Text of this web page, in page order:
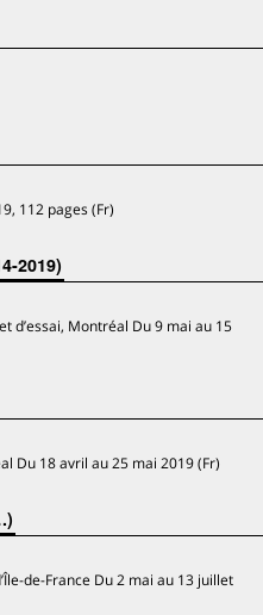
112 pages (Fr)
2019)
d’essai, Montréal Du 9 mai au 15
Du 18 avril au 25 mai 2019 (Fr)
de-France Du 2 mai au 13 juillet